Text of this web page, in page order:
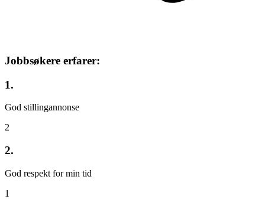
Jobbsøkere erfarer:
1.
God stillingannonse
2
2.
God respekt for min tid
1